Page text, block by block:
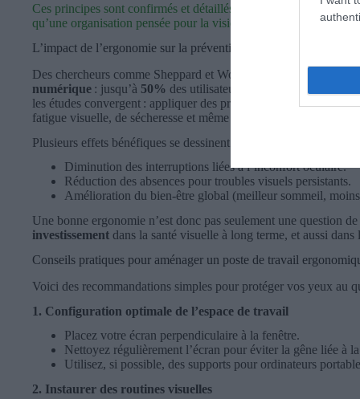
Ces principes sont confirmés et détaillés dans la revue de
qu’une organisation pensée pour la vision favorise un meilleur
L’impact de l’ergonomie sur la prévention des troubles visuels
Des chercheurs comme Sheppard et Wolffsohn (2018) ont
numérique : jusqu’à 50% des utilisateurs d’écrans présentent
les études convergent : appliquer des principes ergonomiques
fatigue visuelle, de sécheresse et même de troubles
Plusieurs effets bénéfiques se dessinent :
Diminution des interruptions liées à l’inconfort oculaire.
Réduction des absences pour troubles visuels persistants.
Amélioration du bien-être global (meilleur sommeil, moins
Une bonne ergonomie n’est donc pas seulement une question
investissement dans la santé visuelle à long terme, et aussi
Conseils pratiques pour aménager un poste de travail
Voici des recommandations simples pour protéger vos yeux au
1. Configuration optimale de l’espace de travail
Placez votre écran perpendiculaire à la fenêtre.
Nettoyez régulièrement l’écran pour éviter la gêne liée à
Utilisez, si possible, des supports pour ordinateurs
2. Instaurer des routines visuelles